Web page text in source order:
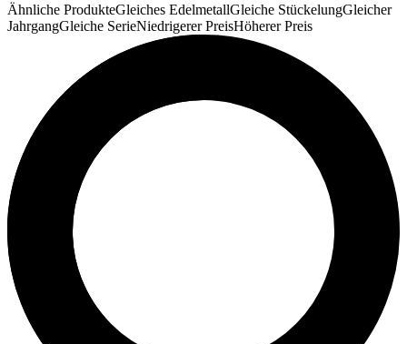
Ähnliche ProdukteGleiches EdelmetallGleiche StückelungGleicher
JahrgangGleiche SerieNiedrigerer PreisHöherer Preis